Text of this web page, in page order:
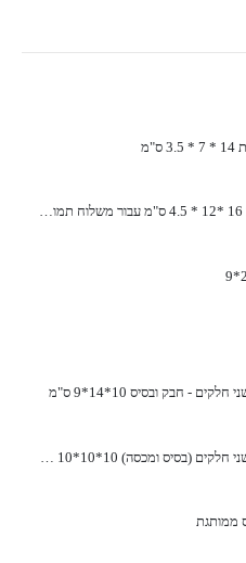
קופסה מתקפלת במידה 16 *12 * 4.5 ס"מ עבור משלוח תמונה בגודל A-6
- חבק ובסיס 10*14*9 ס"מ
ממותגת